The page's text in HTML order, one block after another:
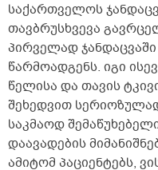
საქართველოს
თავბრუსხვევა
პირველად ჯანდაცვაში
წარმოადგენს. იგი
წელისა და თავის
შეხედვით
საკმაოდ
დაავადების
ამიტომ პაციენტებს,